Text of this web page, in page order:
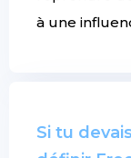
à une
Si tu